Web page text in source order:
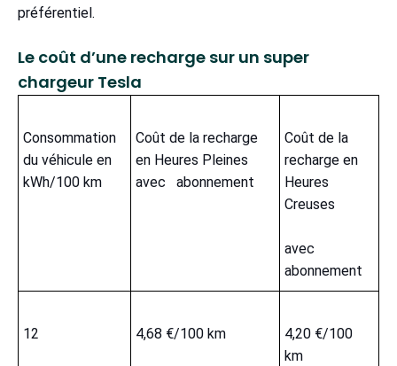
préférentiel.
Le coût d’une recharge sur un super
chargeur Tesla
Consommation
du véhicule en
kWh/100 km
Coût de la recharge
en Heures Pleines
avec abonnement
Coût de la
recharge en
Heures
Creuses
avec
abonnement
12 4,68 €/100 km
4,20 €/100
km